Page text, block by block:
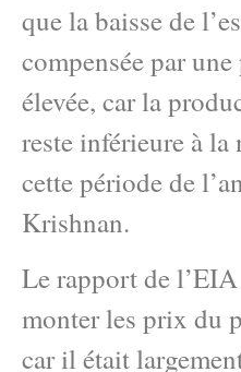
que la baisse de
compensée par
élevée, car la
reste inférieure à
cette période de
Krishnan.
Le rapport de l’EIA
monter les prix du
car il était